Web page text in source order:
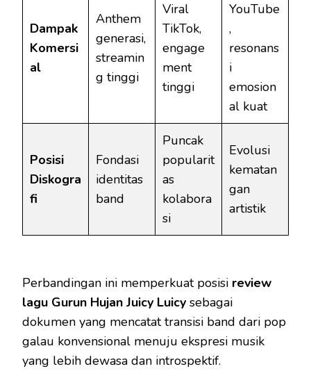
Dampak
Komersi
al
Anthem
generasi,
streamin
g tinggi
Viral
TikTok,
engage
ment
tinggi
YouTube
,
resonans
i
emosion
al kuat
Posisi
Diskogra
fi
Fondasi
identitas
band
Puncak
popularit
as
kolabora
si
Evolusi
kematan
gan
artistik
Perbandingan ini memperkuat posisi review
lagu Gurun Hujan Juicy Luicy sebagai
dokumen yang mencatat transisi band dari pop
galau konvensional menuju ekspresi musik
yang lebih dewasa dan introspektif.